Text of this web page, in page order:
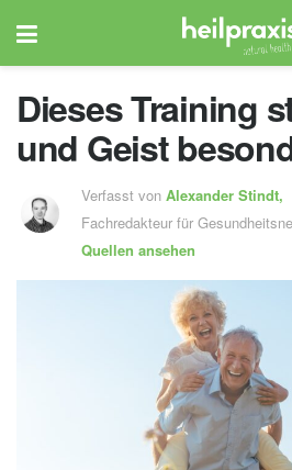
Dieses Training
und Geist
Verfasst vonAlexander Stindt,
Fachredakteur für
Quellen ansehen